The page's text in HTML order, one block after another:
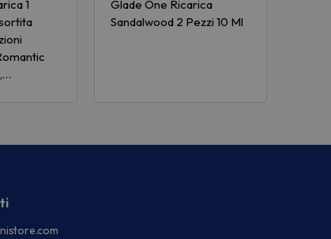
1
Glade One Ricarica
Sandalwood 2 Pezzi 10 Ml